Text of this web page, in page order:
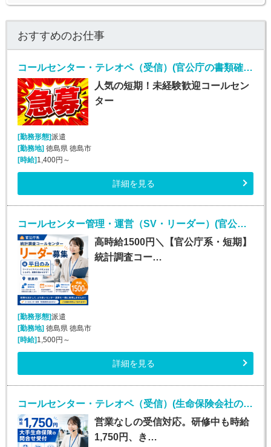
おすすめのお仕事
コールセンター・テレオペ（受信）(官公庁の書類確認コールセンターおよびデータ入力業務)
人気の短期！未経験歓迎コールセン
ター
[勤務形態]派遣
[勤務地] 徳島県 徳島市
[時給] 1,400円～
詳細を見る
コールセンター管理・運営（SV・リーダー）(官公庁関連の確認電話・データ入力業務リーダー（管理者）)
高時給1500円＼【官公庁系・短期】
統計調査コー…
[勤務形態]派遣
[勤務地] 徳島県 徳島市
[時給] 1,500円～
詳細を見る
コールセンター・テレオペ（受信）(生命保険会社の問合せ受付／時給1750円／営業なし)
営業なしの受信対応。研修中も時給
1,750円、き…